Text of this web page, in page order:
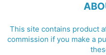
This site contains product
commission if you make a